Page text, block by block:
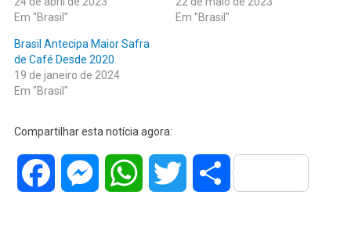
Em "Brasil"
Em "Brasil"
Brasil Antecipa Maior Safra
de Café Desde 2020
19 de janeiro de 2024
Em "Brasil"
Compartilhar esta notícia agora:
Facebook MessengerWhatsAppTwitter Share